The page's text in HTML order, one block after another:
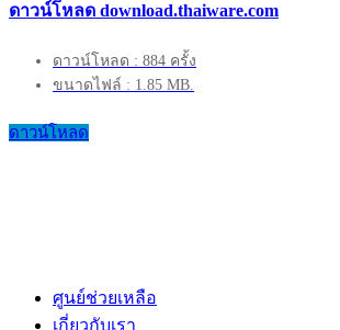
ดาวน์โหลด download.thaiware.com
ดาวน์โหลด : 884 ครั้ง
ขนาดไฟล์ : 1.85 MB.
ดาวน์โหลด
ศูนย์ช่วยเหลือ
เกี่ยวกับเรา